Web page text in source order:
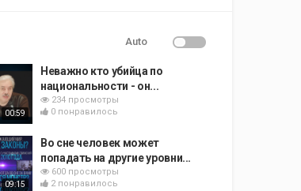
Auto
00:59
Неважно кто убийца по
национальности - он...
234 просмотры
0 понравилось
09:15
Во сне человек может
попадать на другие уровни...
600 просмотры
2 понравилось